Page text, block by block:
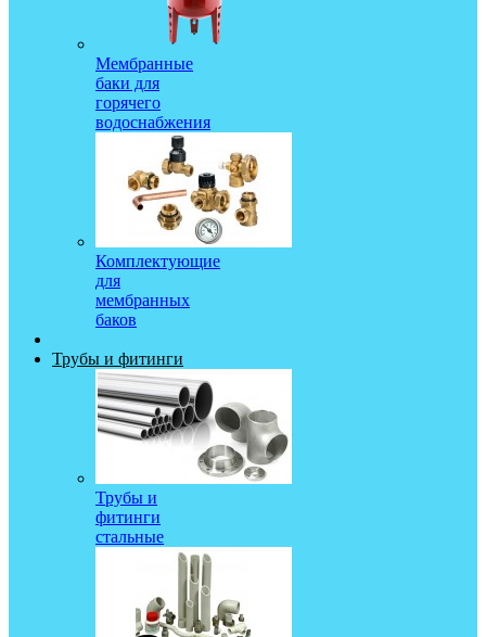
Мембранные
баки для
горячего
водоснабжения
Комплектующие
для
мембранных
баков
Трубы и фитинги
Трубы и
фитинги
стальные